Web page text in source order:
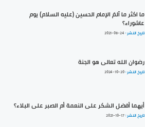
ما اكثر ما آلمَ الإمام الحسين (عليه السلام) يوم
عاشوراء؟
تاريخ النشر : 2021-08-24
رضوان الله تعالى هو الجنة
تاريخ النشر :2024-10-20
أيهما أفضل الشكر على النعمة أم الصبر على البلاء؟
تاريخ النشر :2021-10-17